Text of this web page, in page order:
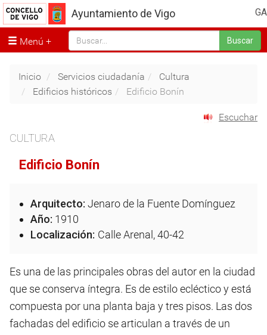
GA
Ayuntamiento de Vigo
Menú Buscar
Inicio Servicios ciudadanía
Cultura
Edificios históricos
Edificio Bonín
Escuchar
CULTURA
Edificio Bonín
Arquitecto: Jenaro de la Fuente Domínguez
Año: 1910
Localización: Calle Arenal, 40-42
Es una de las principales obras del autor en la ciudad
que se conserva íntegra. Es de estilo ecléctico y está
compuesta por una planta baja y tres pisos. Las dos
fachadas del edificio se articulan a través de un